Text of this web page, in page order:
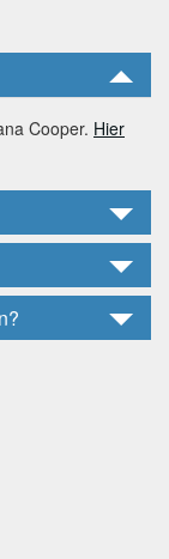
Cooper. Hier